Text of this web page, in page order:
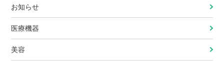
お知らせ
医療機器
美容